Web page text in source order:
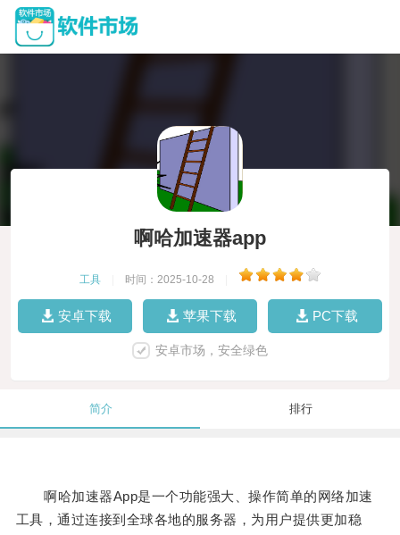
啊哈加速器app
工具 时间：2025-10-28
安卓下载 苹果下载 PC下载
安卓市场，安全绿色
简介 排行
啊哈加速器App是一个功能强大、操作简单的网络加速
工具，通过连接到全球各地的服务器，为用户提供更加稳